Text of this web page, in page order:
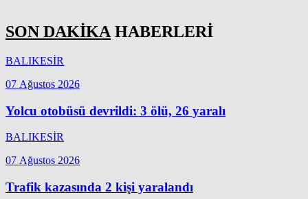
SON DAKİKA HABERLERİ
BALIKESİR
07 Ağustos 2026
Yolcu otobüsü devrildi: 3 ölü, 26 yaralı
BALIKESİR
07 Ağustos 2026
Trafik kazasında 2 kişi yaralandı